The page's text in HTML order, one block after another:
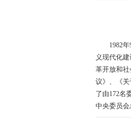
1982
义现代化
革开放和
议》、《关
了由172名
中央委员